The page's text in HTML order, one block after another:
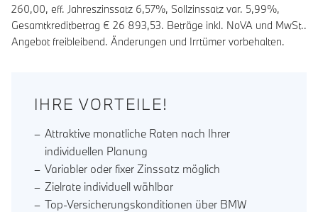
260,00, eff. Jahreszinssatz 6,57%, Sollzinssatz var. 5,99%,
Gesamtkreditbetrag € 26 893,53. Beträge inkl. NoVA und MwSt..
Angebot freibleibend. Änderungen und Irrtümer vorbehalten.
IHRE VORTEILE!
Attraktive monatliche Raten nach Ihrer
individuellen Planung
Variabler oder fixer Zinssatz möglich
Zielrate individuell wählbar
Top-Versicherungskonditionen über BMW